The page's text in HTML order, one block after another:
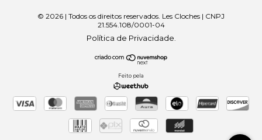
© 2026 | Todos os direitos reservados. Les Cloches | CNPJ
21.554.108/0001-04
Política de Privacidade
Feito pela